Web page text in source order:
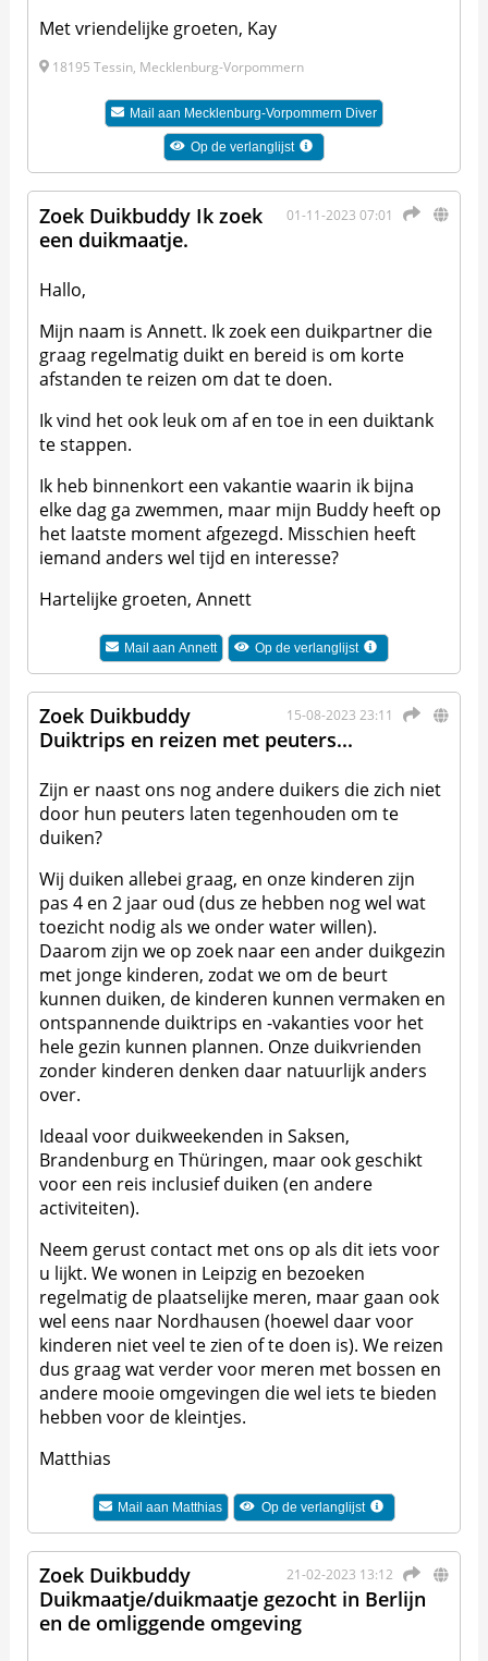
Met vriendelijke groeten, Kay
18195 Tessin, Mecklenburg-Vorpommern
Mail aan Mecklenburg-Vorpommern Diver
Op de verlanglijst
01-11-2023 07:01
Zoek Duikbuddy Ik zoek
een duikmaatje.
Hallo,
Mijn naam is Annett. Ik zoek een duikpartner die
graag regelmatig duikt en bereid is om korte
afstanden te reizen om dat te doen.
Ik vind het ook leuk om af en toe in een duiktank
te stappen.
Ik heb binnenkort een vakantie waarin ik bijna
elke dag ga zwemmen, maar mijn Buddy heeft op
het laatste moment afgezegd. Misschien heeft
iemand anders wel tijd en interesse?
Hartelijke groeten, Annett
Mail aan Annett Op de verlanglijst
15-08-2023 23:11
Zoek Duikbuddy
Duiktrips en reizen met peuters...
Zijn er naast ons nog andere duikers die zich niet
door hun peuters laten tegenhouden om te
duiken?
Wij duiken allebei graag, en onze kinderen zijn
pas 4 en 2 jaar oud (dus ze hebben nog wel wat
toezicht nodig als we onder water willen).
Daarom zijn we op zoek naar een ander duikgezin
met jonge kinderen, zodat we om de beurt
kunnen duiken, de kinderen kunnen vermaken en
ontspannende duiktrips en -vakanties voor het
hele gezin kunnen plannen. Onze duikvrienden
zonder kinderen denken daar natuurlijk anders
over.
Ideaal voor duikweekenden in Saksen,
Brandenburg en Thüringen, maar ook geschikt
voor een reis inclusief duiken (en andere
activiteiten).
Neem gerust contact met ons op als dit iets voor
u lijkt. We wonen in Leipzig en bezoeken
regelmatig de plaatselijke meren, maar gaan ook
wel eens naar Nordhausen (hoewel daar voor
kinderen niet veel te zien of te doen is). We reizen
dus graag wat verder voor meren met bossen en
andere mooie omgevingen die wel iets te bieden
hebben voor de kleintjes.
Matthias
Mail aan Matthias Op de verlanglijst
21-02-2023 13:12
Zoek Duikbuddy
Duikmaatje/duikmaatje gezocht in Berlijn
en de omliggende omgeving